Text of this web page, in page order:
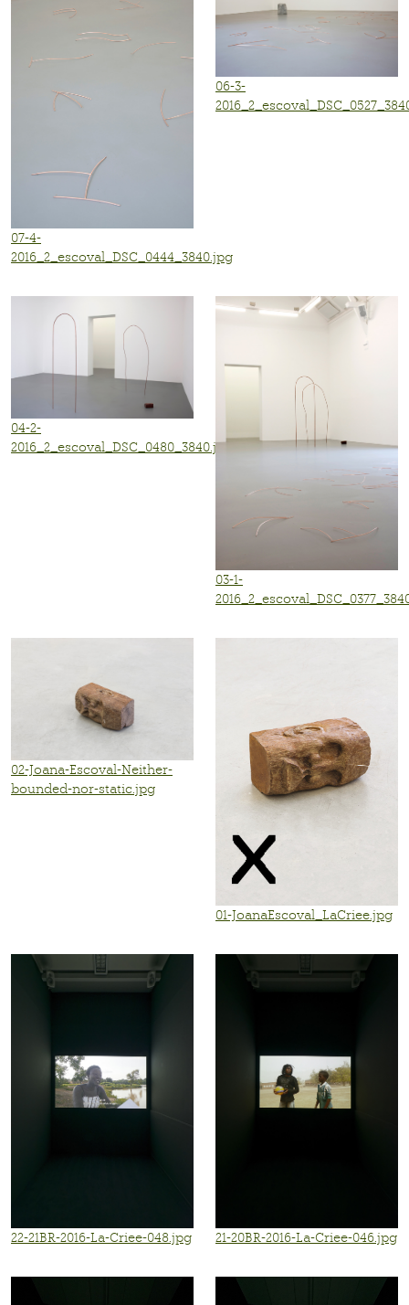
07-4-
2016_2_escoval_DSC_0444_3840.jpg
06-3-
04-2-
2016_2_escoval_DSC_0480_3840.jpg
03-1-
02-Joana-Escoval-Neither-
bounded-nor-static.jpg
01-JoanaEscoval_LaCriee.jpg
22-21BR-2016-La-Criee-048.jpg 21-20BR-2016-La-Criee-046.jpg